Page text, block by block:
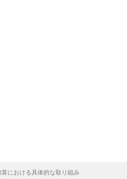
における具体的な取り組み